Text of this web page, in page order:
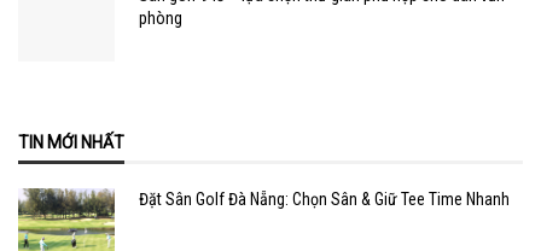
phòng
TIN MỚI NHẤT
Đặt Sân Golf Đà Nẵng: Chọn Sân & Giữ Tee Time Nhanh